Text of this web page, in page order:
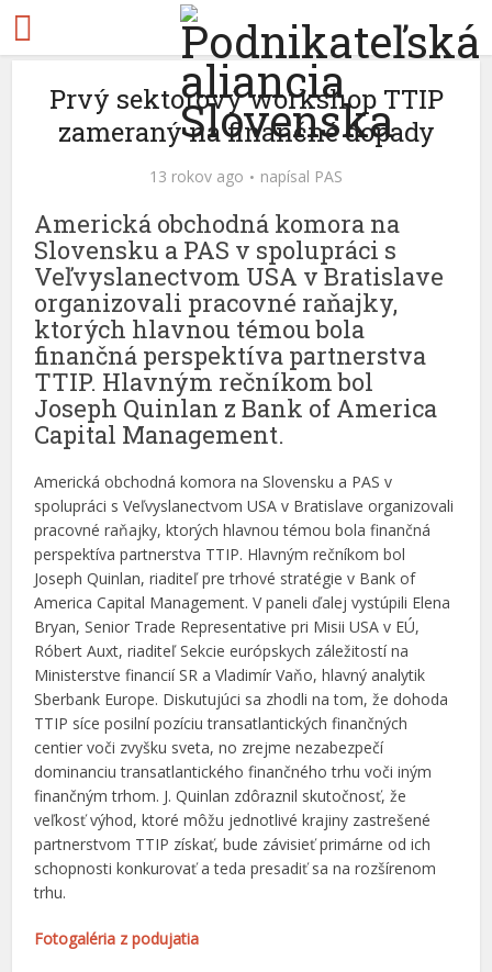
Prvý sektorový workshop TTIP
zameraný na finančné dopady
13 rokov ago napísal PAS
Americká obchodná komora na
Slovensku a PAS v spolupráci s
Veľvyslanectvom USA v Bratislave
organizovali pracovné raňajky,
ktorých hlavnou témou bola
finančná perspektíva partnerstva
TTIP. Hlavným rečníkom bol
Joseph Quinlan z Bank of America
Capital Management.
Americká obchodná komora na Slovensku a PAS v
spolupráci s Veľvyslanectvom USA v Bratislave organizovali
pracovné raňajky, ktorých hlavnou témou bola finančná
perspektíva partnerstva TTIP. Hlavným rečníkom bol
Joseph Quinlan, riaditeľ pre trhové stratégie v Bank of
America Capital Management. V paneli ďalej vystúpili Elena
Bryan, Senior Trade Representative pri Misii USA v EÚ,
Róbert Auxt, riaditeľ Sekcie európskych záležitostí na
Ministerstve financií SR a Vladimír Vaňo, hlavný analytik
Sberbank Europe. Diskutujúci sa zhodli na tom, že dohoda
TTIP síce posilní pozíciu transatlantických finančných
centier voči zvyšku sveta, no zrejme nezabezpečí
dominanciu transatlantického finančného trhu voči iným
finančným trhom. J. Quinlan zdôraznil skutočnosť, že
veľkosť výhod, ktoré môžu jednotlivé krajiny zastrešené
partnerstvom TTIP získať, bude závisieť primárne od ich
schopnosti konkurovať a teda presadiť sa na rozšírenom
trhu.
Fotogaléria z podujatia